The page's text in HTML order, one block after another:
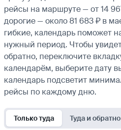
рейсы на маршруте — от 14
дорогие — около 81 683 ₽ в
гибкие, календарь поможет
нужный период. Чтобы
обратно, переключите
календарём, выберите дату
календарь подсветит
рейсы по каждому дню.
Только туда Туда и обратно